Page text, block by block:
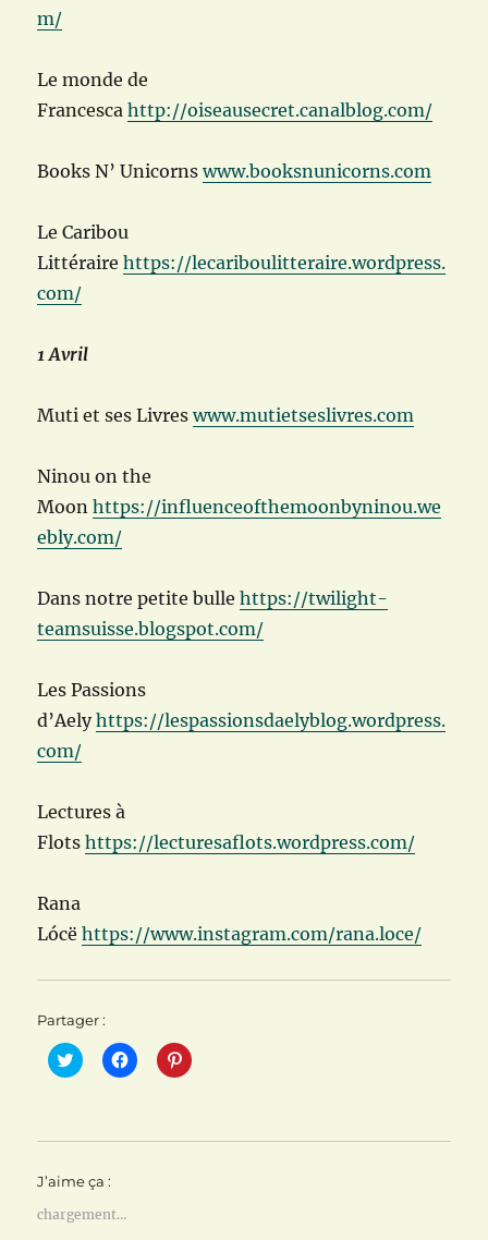
m/
Le monde de
Francescahttp://oiseausecret.canalblog.com/
Books N’ Unicornswww.booksnunicorns.com
Le Caribou
Littérairehttps://lecariboulitteraire.wordpress.
com/
1 Avril
Muti et ses Livreswww.mutietseslivres.com
Ninou on the
Moonhttps://influenceofthemoonbyninou.we
ebly.com/
Dans notre petite bullehttps://twilight-
teamsuisse.blogspot.com/
Les Passions
d’Aelyhttps://lespassionsdaelyblog.wordpress.
com/
Lectures à
Flotshttps://lecturesaflots.wordpress.com/
Rana
Lócëhttps://www.instagram.com/rana.loce/
Partager :
C
l
z
u
p
C
l
z
C
l
z
J’aime ça :
chargement…